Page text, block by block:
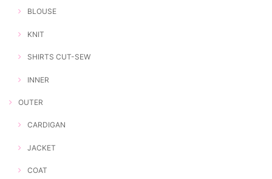
BLOUSE
KNIT
SHIRTS CUT-SEW
INNER
OUTER
CARDIGAN
JACKET
COAT